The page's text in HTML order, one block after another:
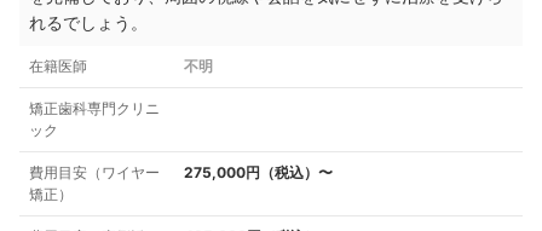
れるでしょう。
在籍医師 不明
矯正歯科専門クリニ
ック
費用目安（ワイヤー
矯正）
275,000円（税込）〜